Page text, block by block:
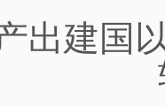
出建国